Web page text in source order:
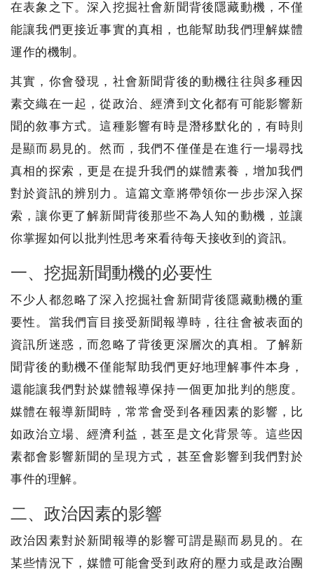
在表象之下。深入挖掘社會新聞背後隱藏動機，不僅
能讓我們更接近事實的真相，也能幫助我們理解媒體
運作的機制。
其實，你會發現，社會新聞背後的動機往往與多種因
素交織在一起，從政治、經濟到文化都有可能影響新
聞的敘事方式。這種影響有時是潛移默化的，有時則
是顯而易見的。然而，我們不僅僅是在進行一場尋找
真相的探索，更是在提升我們的媒體素養，增加我們
對於資訊的辨別力。這篇文章將帶領你一步步深入探
索，讓你更了解新聞背後那些不為人知的動機，並讓
你掌握如何以批判性思考來看待每天接收到的資訊。
一、挖掘新聞動機的必要性
不少人都忽略了深入挖掘社會新聞背後隱藏動機的重
要性。當我們盲目接受新聞報導時，往往會被表面的
資訊所迷惑，而忽略了背後更深層次的真相。了解新
聞背後的動機不僅能幫助我們更好地理解事件本身，
還能讓我們對於媒體報導保持一個更加批判的態度。
媒體在報導新聞時，常常會受到各種因素的影響，比
如政治立場、經濟利益，甚至是文化背景等。這些因
素都會影響新聞的呈現方式，甚至會影響到我們對於
事件的理解。
二、政治因素的影響
政治因素對於新聞報導的影響可謂是顯而易見的。在
某些情況下，媒體可能會受到政府的壓力或是政治團